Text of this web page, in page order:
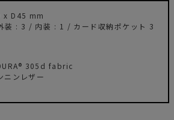
x D45 mm
装 : 3 / 内装 : 1 / カード収納ポケット 3
305d fabric
ニンレザー